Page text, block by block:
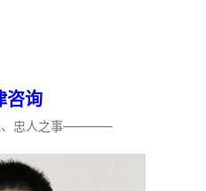
咨询
忠人之事————